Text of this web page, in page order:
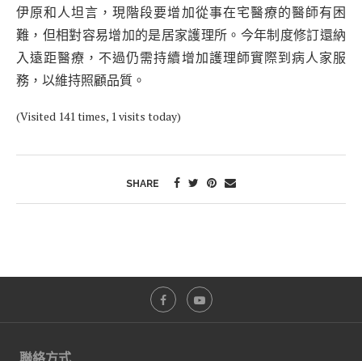
伊原和人坦言，現階段要增加從事在宅醫療的醫師有困
難，但相對容易增加的是居家護理所。今年制度修訂還納
入遠距醫療，不過仍需持續增加護理師實際到病人家服
務，以維持照顧品質。
(Visited 141 times, 1 visits today)
SHARE